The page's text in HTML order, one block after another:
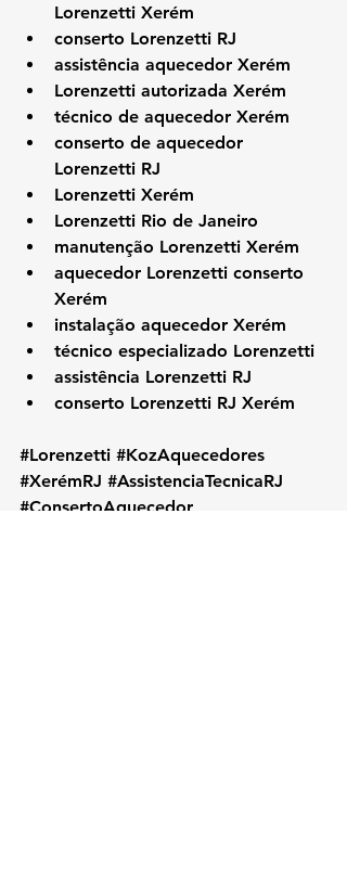
Lorenzetti Xerém
conserto Lorenzetti RJ
assistência aquecedor Xerém
Lorenzetti autorizada Xerém
técnico de aquecedor Xerém
conserto de aquecedor
Lorenzetti RJ
Lorenzetti Xerém
Lorenzetti Rio de Janeiro
manutenção Lorenzetti Xerém
aquecedor Lorenzetti conserto
Xerém
instalação aquecedor Xerém
técnico especializado Lorenzetti
assistência Lorenzetti RJ
conserto Lorenzetti RJ Xerém
#Lorenzetti #KozAquecedores
#XerémRJ #AssistenciaTecnicaRJ
#ConsertoAquecedor